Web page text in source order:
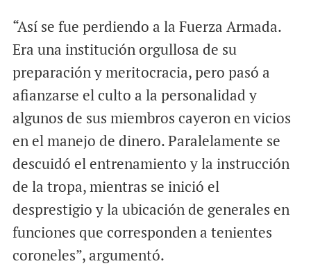
“Así se fue perdiendo a la Fuerza Armada.
Era una institución orgullosa de su
preparación y meritocracia, pero pasó a
afianzarse el culto a la personalidad y
algunos de sus miembros cayeron en vicios
en el manejo de dinero. Paralelamente se
descuidó el entrenamiento y la instrucción
de la tropa, mientras se inició el
desprestigio y la ubicación de generales en
funciones que corresponden a tenientes
coroneles”, argumentó.